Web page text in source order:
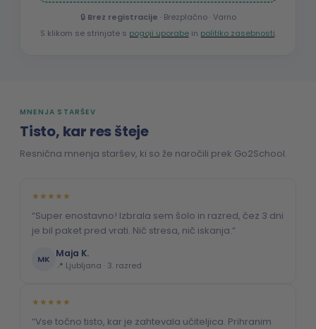
🔒 Brez registracije · Brezplačno · Varno
S klikom se strinjate s pogoji uporabein politiko zasebnosti.
MNENJA STARŠEV
Tisto, kar res šteje
Resnična mnenja staršev, ki so že naročili prek Go2School.
★★★★★
“Super enostavno! Izbrala sem šolo in razred, čez 3 dni
je bil paket pred vrati. Nič stresa, nič iskanja.”
MK Maja K.
📍 Ljubljana · 3. razred
★★★★★
“Vse točno tisto, kar je zahtevala učiteljica. Prihranim